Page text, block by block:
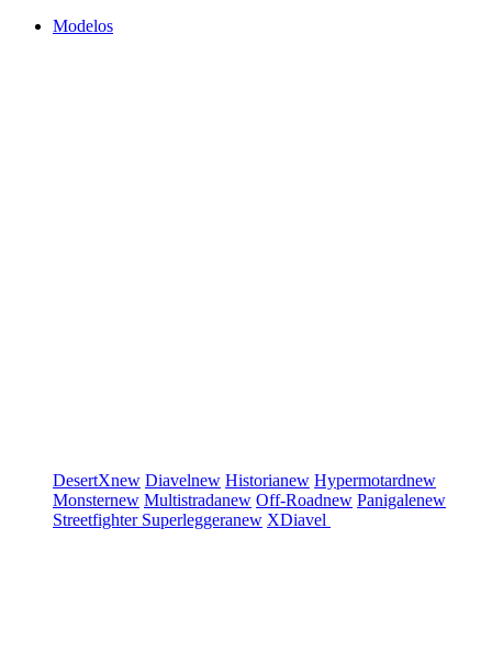
Modelos
DesertXnew Diavelnew Historianew Hypermotardnew
Monsternew Multistradanew Off-Roadnew Panigalenew
Streetfighter Superleggeranew XDiavel